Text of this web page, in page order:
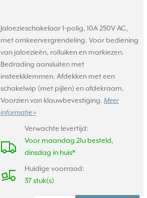
Jaloezieschakelaar 1-polig, 10A 250V AC,
met omkeervergrendeling. Voor bediening
van jaloezieën, rolluiken en markiezen.
Bedrading aansluiten met
insteekklemmen. Afdekken met een
schakelwip (met pijlen) en afdekraam.
Voorzien van klauwbevestiging. Meer
informatie »
Verwachte levertijd:
Voor maandag 21u besteld,
dinsdag in huis*
Huidige voorraad:
37 stuk(s)